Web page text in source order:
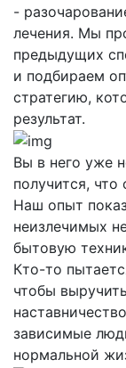
-
лечения. Мы
предыдущих
и подбираем
стратегию,
результат.
Вы в него уже
получится, что
Наш опыт
неизлечимых
бытовую
Кто-то
чтобы
зависимые
нормальной